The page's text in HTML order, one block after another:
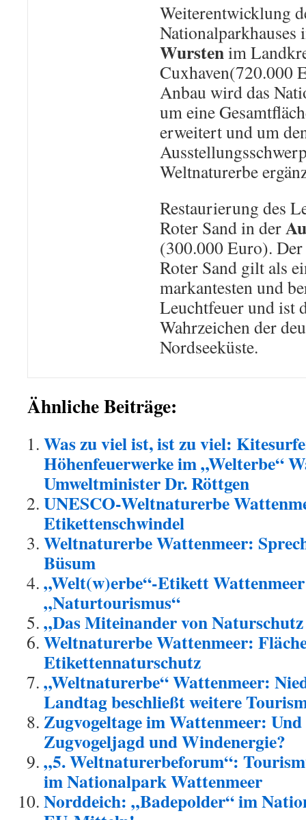
Weiterentwicklung
Wurstenim
Cuxhaven(720.000
Anbau wird das
um eine
erweitert und um
Weltnaturerbe
Restaurierung des
Roter Sand in der
(300.000 Euro).
Roter Sand gilt als
markantesten und
Leuchtfeuer und ist
Wahrzeichen der
Nordseeküste.
Ähnliche Beiträge:
Was zu viel ist, ist zu viel:
Höhenfeuerwerke im „Welterbe“
Umweltminister Dr. Röttgen
UNESCO-Weltnaturerbe
Etikettenschwindel
Weltnaturerbe Wattenmeer:
Büsum
„Welt(w)erbe“-Etikett
„Naturtourismus“
„Das Miteinander von
Weltnaturerbe Wattenmeer:
Etikettennaturschutz
„Weltnaturerbe“ Wattenmeer:
Landtag beschließt weitere
Zugvogeltage im Wattenmeer:
Zugvogeljagd und Windenergie?
„5. Weltnaturerbeforum“:
im Nationalpark Wattenmeer
Norddeich: „Badepolder“ im